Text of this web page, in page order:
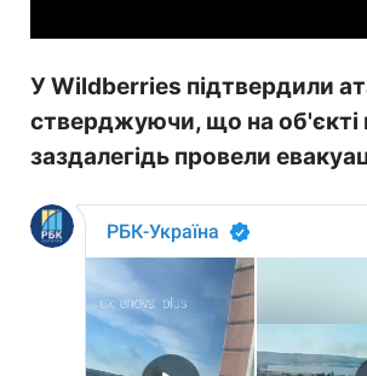
У Wildberries підтвердили
стверджуючи, що на об'єкті
заздалегідь провели